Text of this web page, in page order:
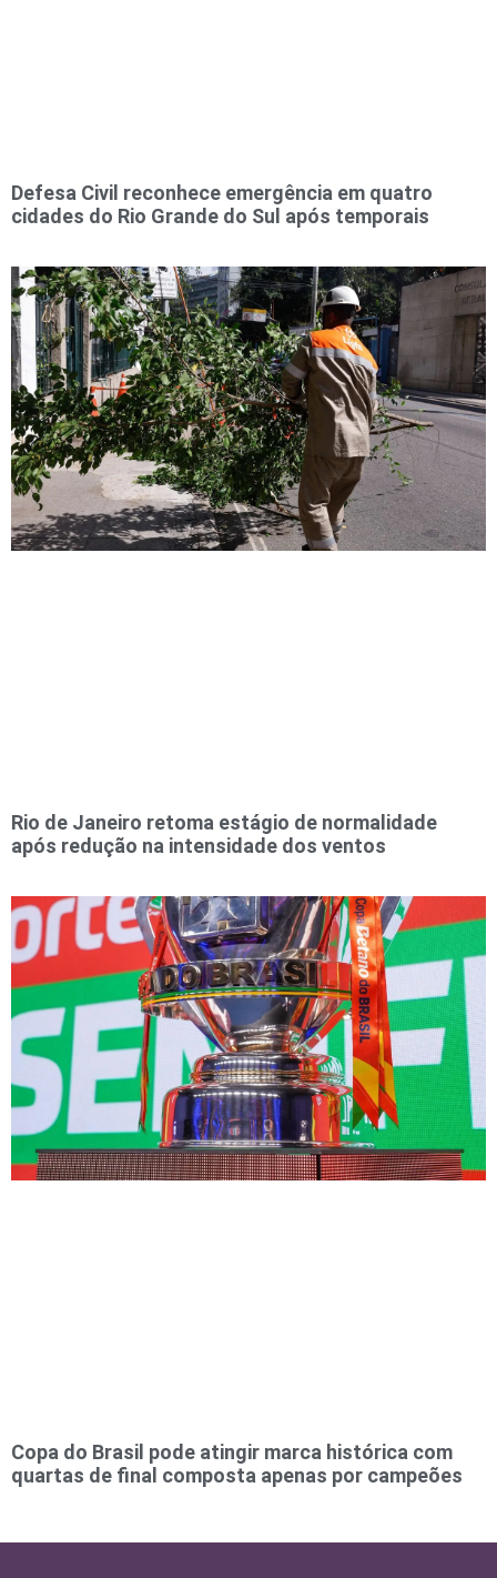
Defesa Civil reconhece emergência em quatro
cidades do Rio Grande do Sul após temporais
Rio de Janeiro retoma estágio de normalidade
após redução na intensidade dos ventos
Copa do Brasil pode atingir marca histórica com
quartas de final composta apenas por campeões